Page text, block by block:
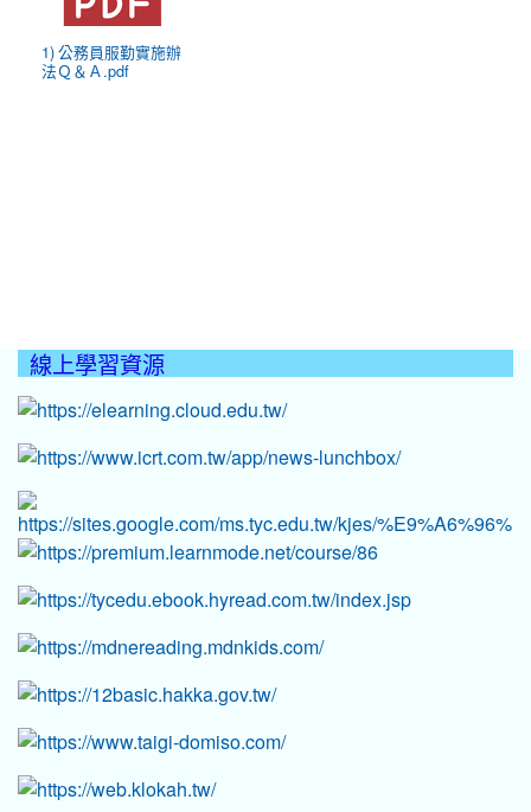
1) 公務員服勤實施辦
法Ｑ＆Ａ.pdf
線上學習資源